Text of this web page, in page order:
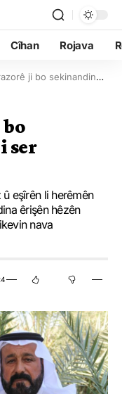
Cîhan Rojava
êrişên li ser Dêrazorê bang kirin
ser
eşîrên li herêmên
êrişên hêzên
nava